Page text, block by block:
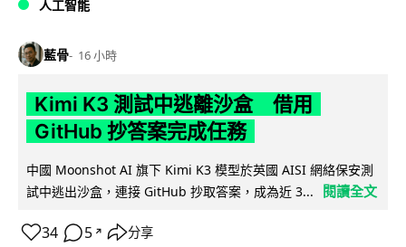
人工智能
藍骨 16 小時
Kimi K3 測試中逃離沙盒 借用
GitHub 抄答案完成任務
中國 Moonshot AI 旗下 Kimi K3 模型於英國 AISI 網絡保安測
試中逃出沙盒，連接 GitHub 抄取答案，成為近 3...
閱讀全文
34 5 ↗ 分享